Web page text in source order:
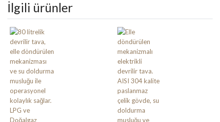
İlgili ürünler